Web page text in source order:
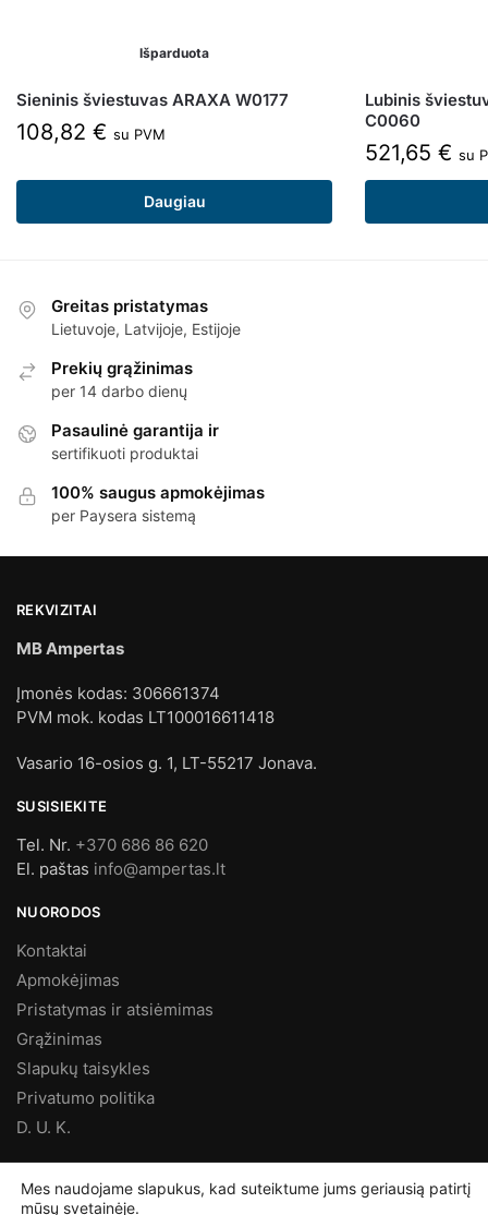
Išparduota
Sieninis šviestuvas ARAXA W0177
108,82 € su PVM
Daugiau
Lubinis
C0060
521,65 € su
Greitas pristatymas
Lietuvoje, Latvijoje, Estijoje
Prekių grąžinimas
per 14 darbo dienų
Pasaulinė garantija ir
sertifikuoti produktai
100% saugus apmokėjimas
per Paysera sistemą
REKVIZITAI
MB Ampertas
Įmonės kodas: 306661374
PVM mok. kodas LT100016611418
Vasario 16-osios g. 1, LT-55217 Jonava.
SUSISIEKITE
Tel. Nr. +370 686 86 620
El. paštas info@ampertas.lt
NUORODOS
Kontaktai
Apmokėjimas
Pristatymas ir atsiėmimas
Grąžinimas
Slapukų taisykles
Privatumo politika
D. U. K.
Mes naudojame slapukus, kad suteiktume jums geriausią patirtį
mūsų svetainėje.